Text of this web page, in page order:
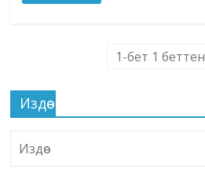
1-бет 1 беттен
Издөө